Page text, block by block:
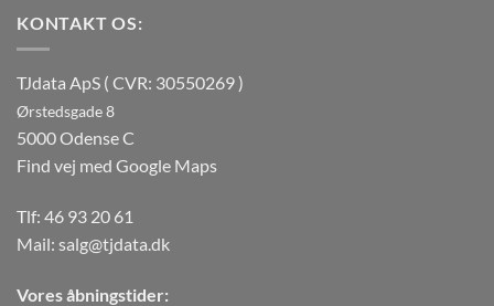
KONTAKT OS:
TJdata ApS ( CVR: 30550269 )
Ørstedsgade 8
5000 Odense C
Find vej med Google Maps
Tlf: 46 93 20 61
Mail: salg@tjdata.dk
Vores åbningstider: